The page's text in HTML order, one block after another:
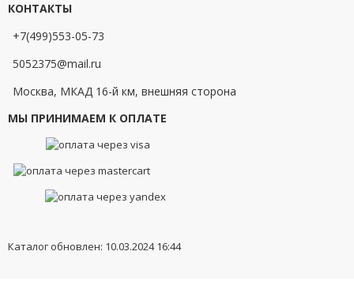
КОНТАКТЫ
+7(499)553-05-73
5052375@mail.ru
Москва, МКАД 16-й км, внешняя сторона
МЫ ПРИНИМАЕМ К ОПЛАТЕ
Каталог обновлен: 10.03.2024 16:44